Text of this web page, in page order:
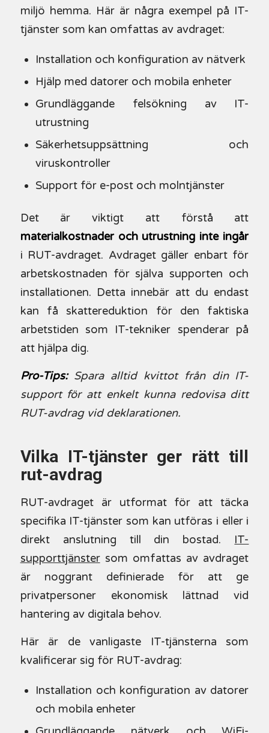
miljö hemma. Här är några exempel på IT-
tjänster som kan omfattas av avdraget:
Installation och konfiguration av nätverk
Hjälp med datorer och mobila enheter
Grundläggande felsökning av IT-
utrustning
Säkerhetsuppsättning och
viruskontroller
Support för e-post och molntjänster
Det är viktigt att förstå att
materialkostnader och utrustning inte ingår
i RUT-avdraget. Avdraget gäller enbart för
arbetskostnaden för själva supporten och
installationen. Detta innebär att du endast
kan få skattereduktion för den faktiska
arbetstiden som IT-tekniker spenderar på
att hjälpa dig.
Pro-Tips: Spara alltid kvittot från din IT-
support för att enkelt kunna redovisa ditt
RUT-avdrag vid deklarationen.
Vilka IT-tjänster ger rätt till
rut-avdrag
RUT-avdraget är utformat för att täcka
specifika IT-tjänster som kan utföras i eller i
direkt anslutning till din bostad. IT-
supporttjänstersom omfattas av avdraget
är noggrant definierade för att ge
privatpersoner ekonomisk lättnad vid
hantering av digitala behov.
Här är de vanligaste IT-tjänsterna som
kvalificerar sig för RUT-avdrag:
Installation och konfiguration av datorer
och mobila enheter